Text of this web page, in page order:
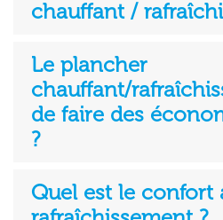
chauffant /
Le plancher
chauffant/
de faire des
?
Quel est le confort